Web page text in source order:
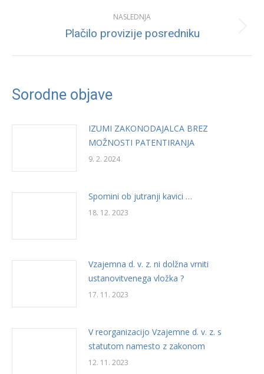
NASLEDNJA
Next
Plačilo provizije posredniku
Sorodne objave
IZUMI ZAKONODAJALCA BREZ
MOŽNOSTI PATENTIRANJA
9. 2. 2024
Spomini ob jutranji kavici …
18. 12. 2023
Vzajemna d. v. z. ni dolžna vrniti
ustanovitvenega vložka ?
17. 11. 2023
V reorganizacijo Vzajemne d. v. z. s
statutom namesto z zakonom
12. 11. 2023